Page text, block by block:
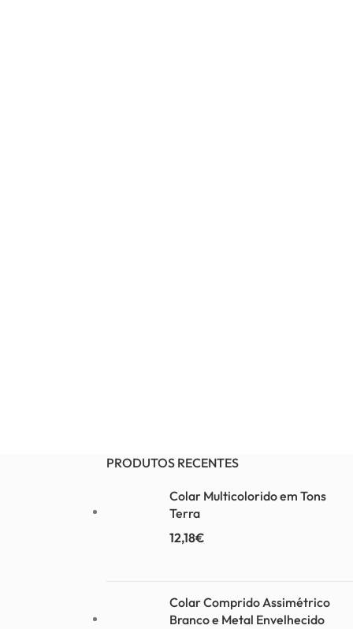
PRODUTOS RECENTES
Colar Multicolorido em Tons
Terra
12,18€
Colar Comprido Assimétrico
Branco e Metal Envelhecido